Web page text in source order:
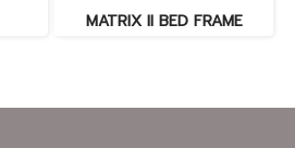
MATRIX II BED FRAME